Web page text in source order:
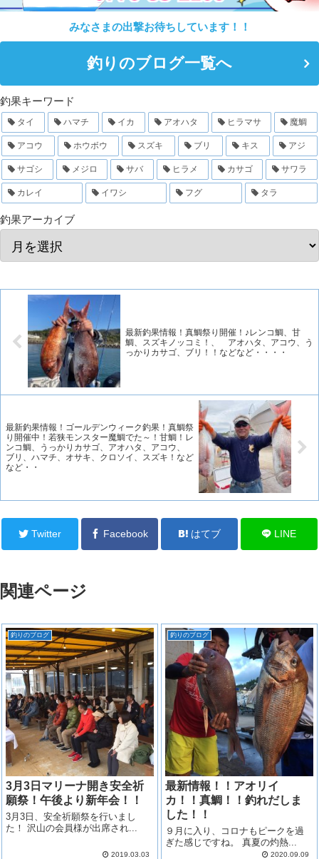
みなさまの出撃お待ちしています！！
釣りのブログ一覧へ
釣果キーワード
タイ ハマチ イカ アオハタ ヒラマサ 魔鯛
アコウ ホウボウ スズキ ブリ キス アジ
サゴシ メジロ サバ ヒラメ カサゴ サワラ
カレイ イワシ フグ タラ
釣果アーカイブ
最新釣果情報！真鯛祭り開催！♪レンコ鯛、甘
鯛、スズキノッコミ！、 アオハタ、アコウ、う
っかりカサゴ、ブリ！！などなど・・・・
最新釣果情報！ゴールデンウィーク釣果！真鯛祭
り開催中！若狭モンスター魔鯛でた～！甘鯛！レ
ンコ鯛、うっかりカサゴ、アオハタ、アコウ、
ブリ、ハマチ、オサキ、クロソイ、スズキ！など
など・・
Twitter Facebook はてブ LINE
関連ページ
釣りのブログ
3月3日マリーナ開き安全祈
願祭！午後より新年会！！
3月3日、安全祈願祭を行いまし
た！ 沢山の会員様が出席され...
2019.03.03
釣りのブログ
最新情報！！アオリイ
カ！！真鯛！！釣れだしま
した！！
９月に入り、コロナもピークを過
ぎた感じですね。 真夏の灼熱...
2020.09.09